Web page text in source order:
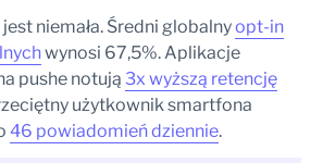
mobilnych
push w aplikacji mobilnej?
niemała. Średni globalnyopt-in
wynosi 67,5%. Aplikacje
pushe notują 3x wyższą retencję
użytkownik smartfona
46 powiadomień dziennie.